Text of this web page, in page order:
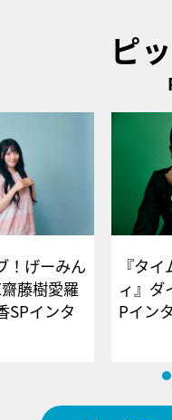
ピ
！げーみん
藤樹愛羅
SPインタ
『タ
ィ』ダ
Pイ